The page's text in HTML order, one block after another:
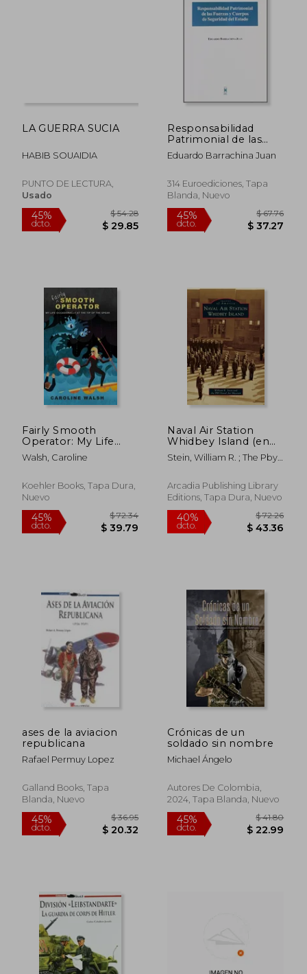
LA GUERRA SUCIA
HABIB SOUAIDIA
PUNTO DE LECTURA,
Usado
45%
Responsabilidad
Patrimonial de las
Fuerzas y Cuerpos de
Seguridad del Estado
Eduardo Barrachina Juan
314 Euroediciones, Tapa
Blanda, Nuevo
45%
Fairly Smooth
Operator: My Life
Occasionally at the
Tip of the Spear (en
Walsh, Caroline
Koehler Books, Tapa Dura,
Nuevo
45%
dcto.
Naval Air Station
Whidbey Island (en
Inglés)
Stein, William R. ; The Pby
Arcadia Publishing Library
Editions, Tapa Dura, Nuevo
40%
dcto.
ases de la aviacion
republicana
Rafael Permuy Lopez
Galland Books, Tapa
Blanda, Nuevo
Crónicas de un
soldado sin nombre
Michael Ángelo
Autores De Colombia,
2024, Tapa Blanda, Nuevo